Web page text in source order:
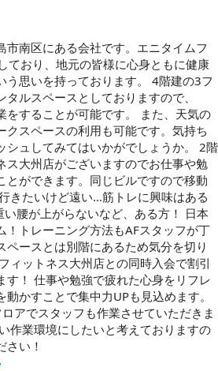
市南区にある会社です。エニタイムフ
ており、地元の皆様に心身ともに健康
う思いを持っております。 4階建の3フ
ルスペースとしておりますので、
をすることが可能です。 また、天気の
クスペースの利用も可能です。気持ち
シュしてみてはいかがでしょうか。 2階
ス大州店がございますのでお仕事や勉
とができます。同じビルですので移動
きたいけど遠い…筋トレに興味はある
腰が上がらないなど、ある方！ 日本
！トレーニング方法もAFスタッフが丁
ペースとは別階にあるため気分を切り
ィットネス大州店との同時入会で割引
す！ 仕事や勉強で疲れた心身をリフレ
かすことで集中力UPも見込めます。
アでスタッフも作業させていただきま
作業環境にしたいと考えておりますの
さい！